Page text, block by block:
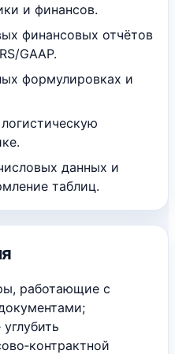
и финансов.
финансовых отчётов
GAAP.
формулировках и
данных и
таблиц.
работающие с